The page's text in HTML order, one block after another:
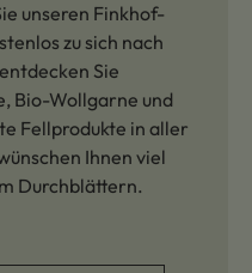
unseren Finkhof-
zu sich nach
Sie
Bio-Wollgarne und
Fellprodukte in aller
Ihnen viel
Durchblättern.